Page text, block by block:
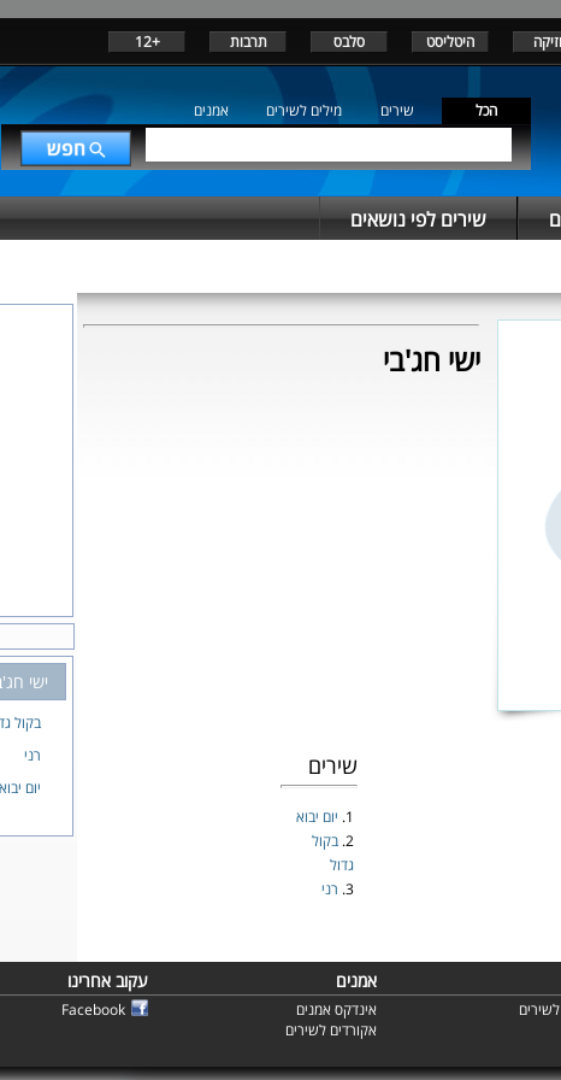
היטליסט סלבס תרבות +12
הכל שירים מילים לשירים אמנים
שירים לפי נושאים
ישי חג'בי
שירים
1. יום יבוא
2. בקול
גדול
3. רני
ישי
בקול
רני
יום יבוא
אמנים עקוב אחרינו
אינדקס אמנים
אקורדים לשירים
Facebook